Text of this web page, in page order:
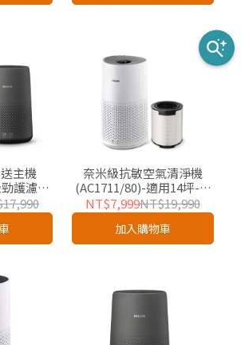
主機
護濾網
企業專
奈米級抗敏空氣清淨機
(AC1711/80)-適用14坪-友
好企業專屬優惠
NT$7,999NT$19,990
加入購物車